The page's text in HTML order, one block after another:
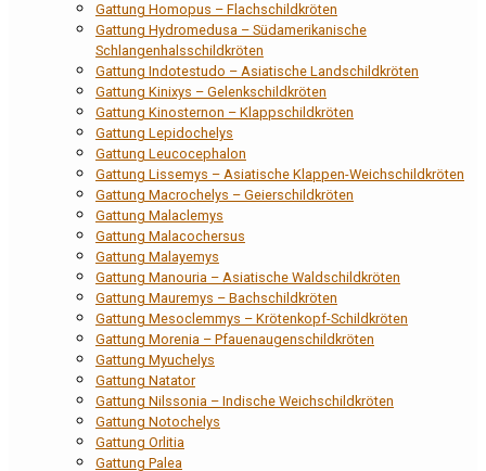
Gattung Homopus – Flachschildkröten
Gattung Hydromedusa – Südamerikanische
Schlangenhalsschildkröten
Gattung Indotestudo – Asiatische Landschildkröten
Gattung Kinixys – Gelenkschildkröten
Gattung Kinosternon – Klappschildkröten
Gattung Lepidochelys
Gattung Leucocephalon
Gattung Lissemys – Asiatische Klappen-Weichschildkröten
Gattung Macrochelys – Geierschildkröten
Gattung Malaclemys
Gattung Malacochersus
Gattung Malayemys
Gattung Manouria – Asiatische Waldschildkröten
Gattung Mauremys – Bachschildkröten
Gattung Mesoclemmys – Krötenkopf-Schildkröten
Gattung Morenia – Pfauenaugenschildkröten
Gattung Myuchelys
Gattung Natator
Gattung Nilssonia – Indische Weichschildkröten
Gattung Notochelys
Gattung Orlitia
Gattung Palea